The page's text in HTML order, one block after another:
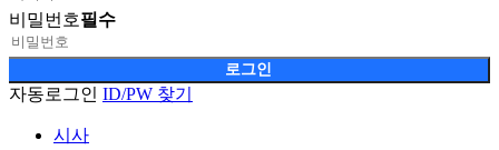
비밀번호필수
자동로그인 ID/PW 찾기
시사